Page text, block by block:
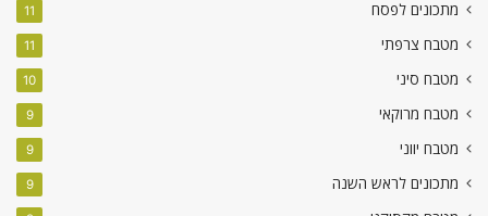
מתכונים לפסח 11
מטבח צרפתי 11
מטבח סיני 10
מטבח מרוקאי 9
מטבח יווני 9
מתכונים לראש השנה 9